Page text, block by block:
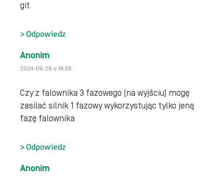
git
Odpowiedz
Anonim
2024-09-29 o 18:39
Czy z falownika 3 fazowego (na wyjściu) mogę
zasilać silnik 1 fazowy wykorzystując tylko jeną
fazę falownika
Odpowiedz
Anonim